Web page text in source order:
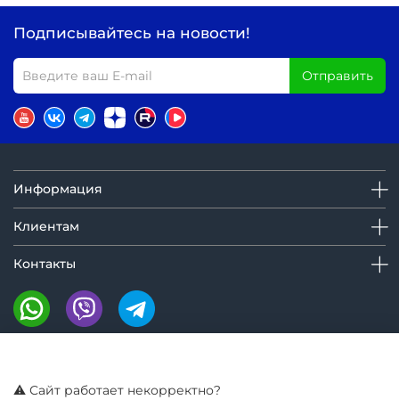
Подписывайтесь на новости!
Отправить
Информация
Клиентам
Контакты
⚠️ Сайт работает некорректно?